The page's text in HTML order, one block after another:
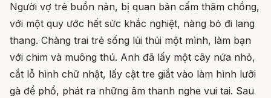
Người vợ trẻ buồn nản, bị quan bản cấm thăm chồng,
với một quy ước hết sức khắc nghiệt, nàng bỏ đi lang
thang. Chàng trai trẻ sống lủi thủi một mình, làm bạn
với chim và muông thú. Anh đã lấy một cây nứa nhỏ,
cắt lỗ hình chữ nhật, lấy cật tre giắt vào làm hình lưỡi
gà để phổ, phát ra những âm thanh nghe vui tai. Sau